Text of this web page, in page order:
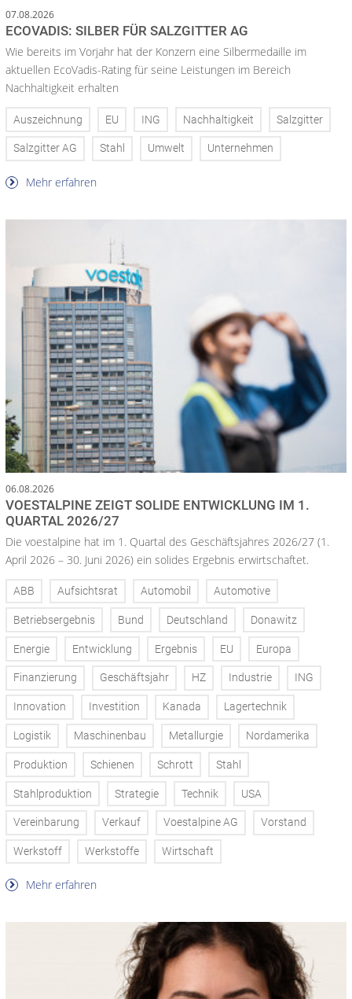
07.08.2026
ECOVADIS: SILBER FÜR SALZGITTER AG
Wie bereits im Vorjahr hat der Konzern eine Silbermedaille im
aktuellen EcoVadis-Rating für seine Leistungen im Bereich
Nachhaltigkeit erhalten
Auszeichnung EU ING Nachhaltigkeit Salzgitter
Salzgitter AG Stahl Umwelt Unternehmen
Mehr erfahren
06.08.2026
VOESTALPINE ZEIGT SOLIDE ENTWICKLUNG IM 1.
QUARTAL 2026/27
Die voestalpine hat im 1. Quartal des Geschäftsjahres 2026/27 (1.
April 2026 – 30. Juni 2026) ein solides Ergebnis erwirtschaftet.
ABB Aufsichtsrat Automobil Automotive
Betriebsergebnis Bund Deutschland Donawitz
Energie Entwicklung Ergebnis EU Europa
Finanzierung Geschäftsjahr HZ Industrie ING
Innovation Investition Kanada Lagertechnik
Logistik Maschinenbau Metallurgie Nordamerika
Produktion Schienen Schrott Stahl
Stahlproduktion Strategie Technik USA
Vereinbarung Verkauf Voestalpine AG Vorstand
Werkstoff Werkstoffe Wirtschaft
Mehr erfahren